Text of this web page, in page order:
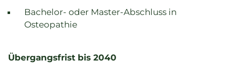
Bachelor- oder Master-Abschluss in
Osteopathie
Übergangsfrist bis 2040